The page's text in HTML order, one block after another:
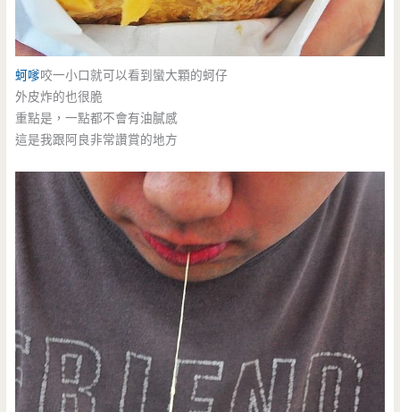
蚵嗲咬一小口就可以看到蠻大顆的蚵仔
外皮炸的也很脆
重點是，一點都不會有油膩感
這是我跟阿良非常讚賞的地方